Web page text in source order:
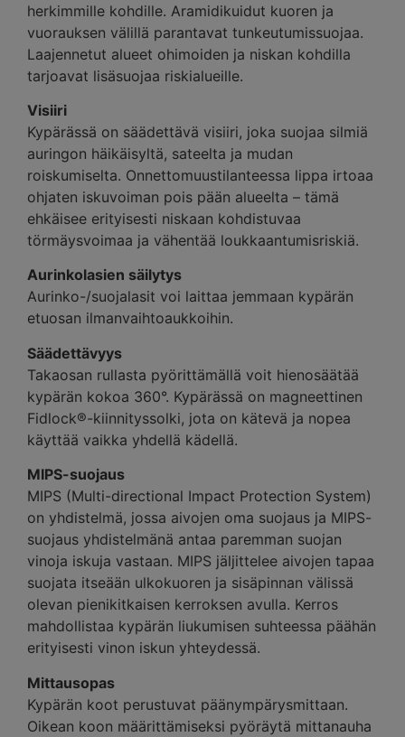
herkimmille kohdille. Aramidikuidut kuoren ja
vuorauksen välillä parantavat tunkeutumissuojaa.
Laajennetut alueet ohimoiden ja niskan kohdilla
tarjoavat lisäsuojaa riskialueille.
Visiiri
Kypärässä on säädettävä visiiri, joka suojaa silmiä
auringon häikäisyltä, sateelta ja mudan
roiskumiselta. Onnettomuustilanteessa lippa irtoaa
ohjaten iskuvoiman pois pään alueelta – tämä
ehkäisee erityisesti niskaan kohdistuvaa
törmäysvoimaa ja vähentää loukkaantumisriskiä.
Aurinkolasien säilytys
Aurinko-/suojalasit voi laittaa jemmaan kypärän
etuosan ilmanvaihtoaukkoihin.
Säädettävyys
Takaosan rullasta pyörittämällä voit hienosäätää
kypärän kokoa 360°. Kypärässä on magneettinen
Fidlock®-kiinnityssolki, jota on kätevä ja nopea
käyttää vaikka yhdellä kädellä.
MIPS-suojaus
MIPS (Multi-directional Impact Protection System)
on yhdistelmä, jossa aivojen oma suojaus ja MIPS-
suojaus yhdistelmänä antaa paremman suojan
vinoja iskuja vastaan. MIPS jäljittelee aivojen tapaa
suojata itseään ulkokuoren ja sisäpinnan välissä
olevan pienikitkaisen kerroksen avulla. Kerros
mahdollistaa kypärän liukumisen suhteessa päähän
erityisesti vinon iskun yhteydessä.
Mittausopas
Kypärän koot perustuvat päänympärysmittaan.
Oikean koon määrittämiseksi pyöräytä mittanauha